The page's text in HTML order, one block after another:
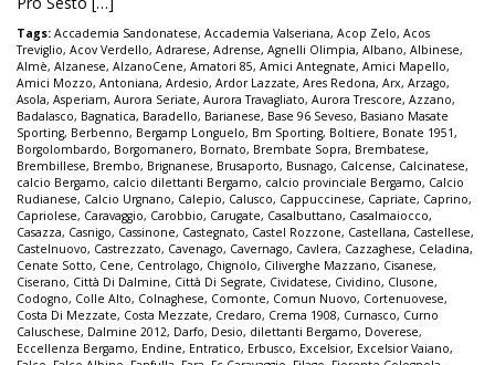
Tags: Accademia Sandonatese, Accademia Valseriana, Acop Zelo, Acos
Treviglio, Acov Verdello, Adrarese, Adrense, Agnelli Olimpia, Albano, Albinese,
Almè, Alzanese, AlzanoCene, Amatori 85, Amici Antegnate, Amici Mapello,
Amici Mozzo, Antoniana, Ardesio, Ardor Lazzate, Ares Redona, Arx, Arzago,
Asola, Asperiam, Aurora Seriate, Aurora Travagliato, Aurora Trescore, Azzano,
Badalasco, Bagnatica, Baradello, Barianese, Base 96 Seveso, Basiano Masate
Sporting, Berbenno, Bergamp Longuelo, Bm Sporting, Boltiere, Bonate 1951,
Borgolombardo, Borgomanero, Bornato, Brembate Sopra, Brembatese,
Brembillese, Brembo, Brignanese, Brusaporto, Busnago, Calcense, Calcinatese,
calcio Bergamo, calcio dilettanti Bergamo, calcio provinciale Bergamo, Calcio
Rudianese, Calcio Urgnano, Calepio, Calusco, Cappuccinese, Capriate, Caprino,
Capriolese, Caravaggio, Carobbio, Carugate, Casalbuttano, Casalmaiocco,
Casazza, Casnigo, Cassinone, Castegnato, Castel Rozzone, Castellana, Castellese,
Castelnuovo, Castrezzato, Cavenago, Cavernago, Cavlera, Cazzaghese, Celadina,
Cenate Sotto, Cene, Centrolago, Chignolo, Ciliverghe Mazzano, Cisanese,
Ciserano, Città Di Dalmine, Città Di Segrate, Cividatese, Cividino, Clusone,
Codogno, Colle Alto, Colnaghese, Comonte, Comun Nuovo, Cortenuovese,
Costa Di Mezzate, Costa Mezzate, Credaro, Crema 1908, Curnasco, Curno
Caluschese, Dalmine 2012, Darfo, Desio, dilettanti Bergamo, Doverese,
Eccellenza Bergamo, Endine, Entratico, Erbusco, Excelsior, Excelsior Vaiano,